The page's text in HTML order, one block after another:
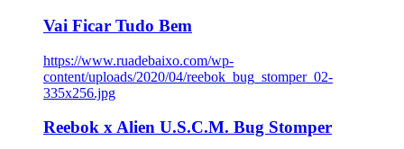
Vai Ficar Tudo Bem
https://www.ruadebaixo.com/wp-
content/uploads/2020/04/reebok_bug_stomper_02-
335x256.jpg
Reebok x Alien U.S.C.M. Bug Stomper